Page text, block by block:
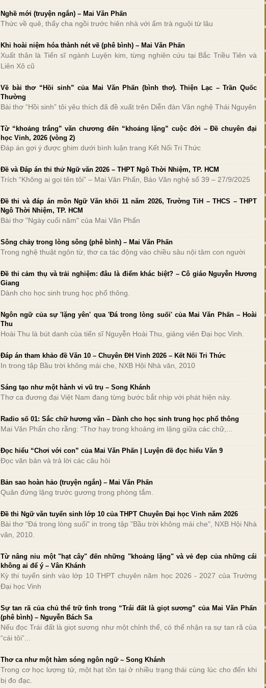
Nghề mới (truyện ngắn) – Mai Văn Phấn
Thức về quê, thấy cha ngồi trước hiên nhà với ấm trà nguội từ lâu
Khi hoài niệm hóa thành nét vẽ (phê bình) – Mai Văn Phấn
Xuất thân là Tiến sĩ ngành Luyện kim, từng nghiên cứu tại Bắc Triều Tiên và
Liên Xô cũ
Về bài thơ “Hồi sinh” của Mai Văn Phấn (bình thơ). Thiện Lạc – Trần Quốc
Thường
Bài thơ “Hồi sinh” tôi yêu thích đã đề xuất trên Diễn đàn Văn nghệ Thái Nguyên
Từ “khoảng trắng” văn chương đến “khoảng lặng” cuộc đời – Đề chuyên đại
học Vinh, 2026 (vòng 2)
Đáp án gợi ý được ghim dưới bình luận trang Kết Nối Tri Thức
Đề và Đáp án thi thử Ngữ văn 2026 – THPT Ngô Thời Nhiệm, TP. HCM
Trích “Không ai gọi tên tôi” – Mai Văn Phấn, Báo Văn nghệ số 39 – 27/9/2025
Đề thi và đáp án môn Ngữ Văn khối 11 năm 2026, Trường TiH – THCS – THPT
Ngô Thời Nhiệm, TP. HCM
Bài thơ "Ngày cuối năm" của Mai Văn Phấn
Sông chảy trong lòng sông (phê bình) – Mai Văn Phấn
Trong nghệ thuật ngôn từ, thơ ca tác động vào chiều sâu nội tâm con người
Đề thi cảm thụ và trải nghiệm: đâu là điểm khác biệt? – Cô giáo Nguyễn Hương
Giang
Dành cho học sinh trung học phổ thông.
Ngôn ngữ của sự 'lặng yên' qua 'Đá trong lòng suối' của Mai Văn Phấn – Hoài
Thu
Hoài Thu là bút danh của tiến sĩ Nguyễn Hoài Thu, giảng viên Đại học Vinh.
Đáp án tham khảo đề Văn 10 – Chuyên ĐH Vinh 2026 – Kết Nối Tri Thức
In trong tập Bầu trời không mái che, NXB Hội Nhà văn, 2010
Sáng tạo như một hành vi vũ trụ – Song Khánh
Thơ ca đương đại Việt Nam đang từng bước bắt nhịp với phát hiện này.
Radio số 01: Sắc chữ hương văn – Dành cho học sinh trung học phổ thông
Mai Văn Phấn cho rằng: “Thơ hay trong khoảng im lặng giữa các chữ,...
Đọc hiểu “Chơi với con” của Mai Văn Phấn | Luyện đề đọc hiểu Văn 9
Đọc văn bản và trả lời các câu hỏi
Bản sao hoàn hảo (truyện ngắn) – Mai Văn Phấn
Quân đứng lặng trước gương trong phòng tắm.
Đề thi Ngữ văn tuyển sinh lớp 10 của THPT Chuyên Đại học Vinh năm 2026
Bài thơ "Đá trong lòng suối" in trong tập "Bầu trời không mái che", NXB Hội Nhà
văn, 2010.
Từ nâng niu một "hạt cây" đến những "khoảng lặng" và vẻ đẹp của những cái
không ai để ý – Vân Khánh
Kỳ thi tuyển sinh vào lớp 10 THPT chuyên năm học 2026 - 2027 của Trường
Đại học Vinh
Sự tan rã của chủ thể trữ tình trong “Trái đất là giọt sương” của Mai Văn Phấn
(phê bình) – Nguyễn Bách Sa
Nếu đọc Trái đất là giọt sương như một chỉnh thể, có thể nhận ra sự tan rã của
“cái tôi”...
Thơ ca như một hàm sóng ngôn ngữ – Song Khánh
Trong cơ học lượng tử, một hạt tồn tại ở nhiều trạng thái cùng lúc cho đến khi
bị đo đạc.